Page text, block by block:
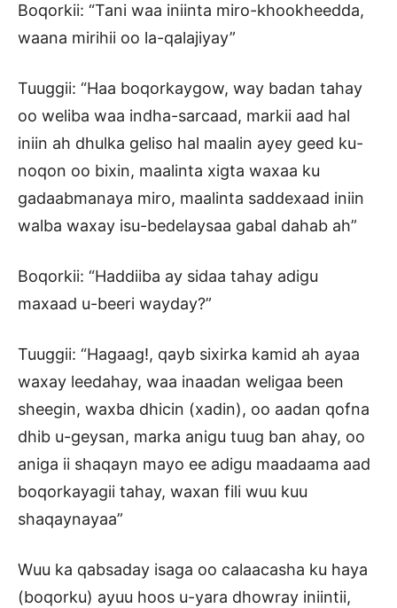
Boqorkii: “Tani waa iniinta miro-khookheedda,
waana mirihii oo la-qalajiyay”
Tuuggii: “Haa boqorkaygow, way badan tahay
oo weliba waa indha-sarcaad, markii aad hal
iniin ah dhulka geliso hal maalin ayey geed ku-
noqon oo bixin, maalinta xigta waxaa ku
gadaabmanaya miro, maalinta saddexaad iniin
walba waxay isu-bedelaysaa gabal dahab ah”
Boqorkii: “Haddiiba ay sidaa tahay adigu
maxaad u-beeri wayday?”
Tuuggii: “Hagaag!, qayb sixirka kamid ah ayaa
waxay leedahay, waa inaadan weligaa been
sheegin, waxba dhicin (xadin), oo aadan qofna
dhib u-geysan, marka anigu tuug ban ahay, oo
aniga ii shaqayn mayo ee adigu maadaama aad
boqorkayagii tahay, waxan fili wuu kuu
shaqaynayaa”
Wuu ka qabsaday isaga oo calaacasha ku haya
(boqorku) ayuu hoos u-yara dhowray iniintii,